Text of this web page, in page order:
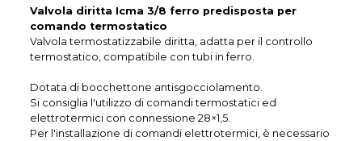
Valvola diritta Icma 3/8 ferro predisposta per
comando termostatico
Valvola termostatizzabile diritta, adatta per il controllo
termostatico, compatibile con tubi in ferro.
Dotata di bocchettone antisgocciolamento.
Si consiglia l'utilizzo di comandi termostatici ed
elettrotermici con connessione 28×1,5.
Per l'installazione di comandi elettrotermici, è necessario